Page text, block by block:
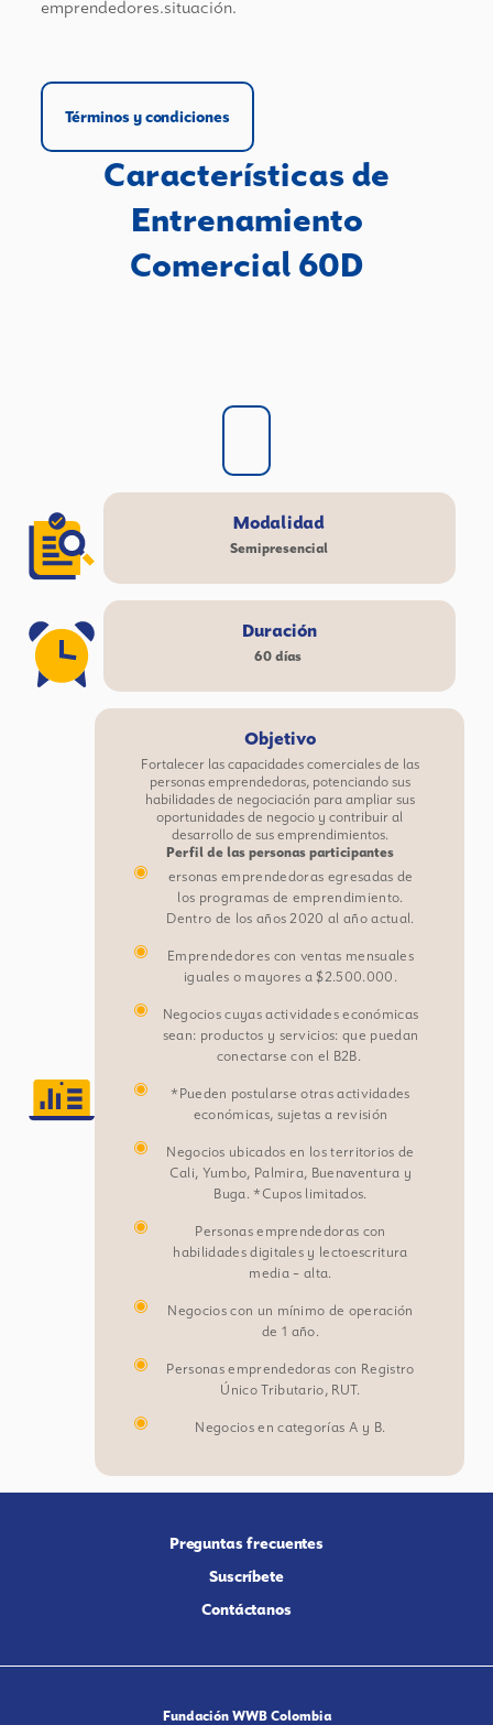
emprendedores.situación.
Términos y condiciones
Características de
Entrenamiento
Comercial 60D
Modalidad
Semipresencial
Duración
60 días
Objetivo
Fortalecer las capacidades comerciales de las
personas emprendedoras, potenciando sus
habilidades de negociación para ampliar sus
oportunidades de negocio y contribuir al
desarrollo de sus emprendimientos.
Perfil de las personas participantes
ersonas emprendedoras egresadas de
los programas de emprendimiento.
Dentro de los años 2020 al año actual.
Emprendedores con ventas mensuales
iguales o mayores a $2.500.000.
Negocios cuyas actividades económicas
sean: productos y servicios: que puedan
conectarse con el B2B.
*Pueden postularse otras actividades
económicas, sujetas a revisión
Negocios ubicados en los territorios de
Cali, Yumbo, Palmira, Buenaventura y
Buga. *Cupos limitados.
Personas emprendedoras con
habilidades digitales y lectoescritura
media – alta.
Negocios con un mínimo de operación
de 1 año.
Personas emprendedoras con Registro
Único Tributario, RUT.
Negocios en categorías A y B.
Preguntas frecuentes
Suscríbete
Contáctanos
Fundación WWB Colombia